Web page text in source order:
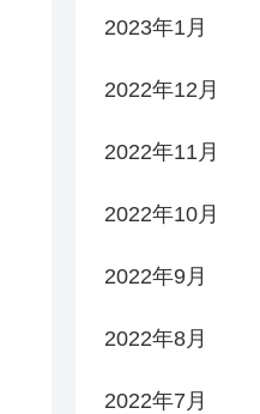
2023年1月
2022年12月
2022年11月
2022年10月
2022年9月
2022年8月
2022年7月